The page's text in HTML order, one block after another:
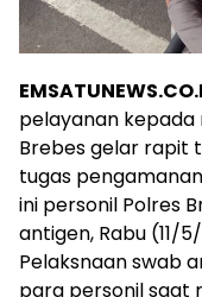
pelayanan
Brebes gelar rapit
tugas
ini personil Polres
antigen, Rabu (11/
Pelaksnaan swab
para personil saat